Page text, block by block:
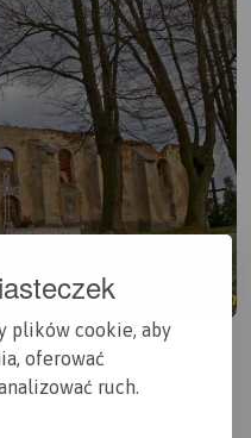
plików cookie, aby
oferować
ruch.